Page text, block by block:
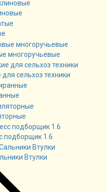
многоручьевые
сельхоз техники
подборщик 1.6
Втулки